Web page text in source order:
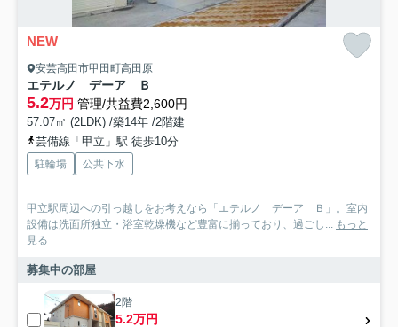
NEW
安芸高田市甲田町高田原
エテルノ デーア Ｂ
5.2万円 管理/共益費2,600円
57.07㎡ (2LDK) /築14年 /2階建
芸備線「甲立」駅 徒歩10分
駐輪場 公共下水
甲立駅周辺への引っ越しをお考えなら「エテルノ デーア Ｂ」。室内
設備は洗面所独立・浴室乾燥機など豊富に揃っており、過ごし...
もっと
見る
募集中の部屋
2階
5.2万円